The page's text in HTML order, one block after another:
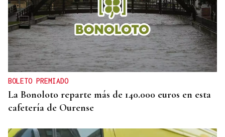
BOLETO PREMIADO
La Bonoloto reparte más de 140.000 euros en esta
cafetería de Ourense